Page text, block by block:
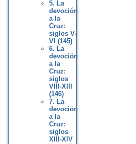
5. La
devoción
a la
Cruz:
siglos V-
VI (145)
6. La
devoción
a la
Cruz:
siglos
VIII-XIII
(146)
7. La
devoción
a la
Cruz:
siglos
XIII-XIV